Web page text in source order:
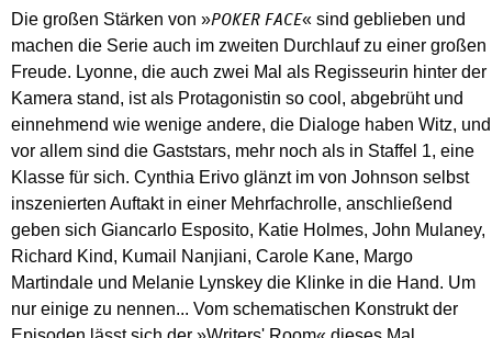
Die großen Stärken von »POKER FACE« sind geblieben und
machen die Serie auch im zweiten Durchlauf zu einer großen
Freude. Lyonne, die auch zwei Mal als Regisseurin hinter der
Kamera stand, ist als Protagonistin so cool, abgebrüht und
einnehmend wie wenige andere, die Dialoge haben Witz, und
vor allem sind die Gaststars, mehr noch als in Staffel 1, eine
Klasse für sich. Cynthia Erivo glänzt im von Johnson selbst
inszenierten Auftakt in einer Mehrfachrolle, anschließend
geben sich Giancarlo Esposito, Katie Holmes, John Mulaney,
Richard Kind, Kumail Nanjiani, Carole Kane, Margo
Martindale und Melanie Lynskey die Klinke in die Hand. Um
nur einige zu nennen... Vom schematischen Konstrukt der